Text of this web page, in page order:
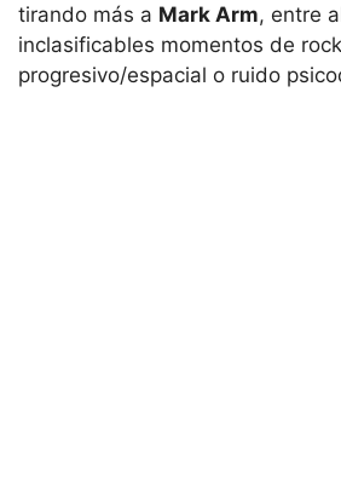
tirando más a Mark Arm, entre
inclasificables momentos de rock
progresivo/espacial o ruido